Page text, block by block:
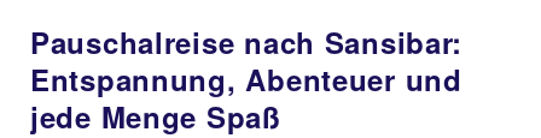
Pauschalreise nach Sansibar:
Entspannung, Abenteuer und
jede Menge Spaß